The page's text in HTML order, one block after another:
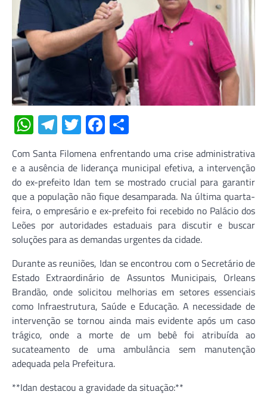
WhatsApp
Telegram
TwitterFacebook
Com Santa Filomena enfrentando uma crise administrativa
e a ausência de liderança municipal efetiva, a intervenção
do ex-prefeito Idan tem se mostrado crucial para garantir
que a população não fique desamparada. Na última quarta-
feira, o empresário e ex-prefeito foi recebido no Palácio dos
Leões por autoridades estaduais para discutir e buscar
soluções para as demandas urgentes da cidade.
Durante as reuniões, Idan se encontrou com o Secretário de
Estado Extraordinário de Assuntos Municipais, Orleans
Brandão, onde solicitou melhorias em setores essenciais
como Infraestrutura, Saúde e Educação. A necessidade de
intervenção se tornou ainda mais evidente após um caso
trágico, onde a morte de um bebê foi atribuída ao
sucateamento de uma ambulância sem manutenção
adequada pela Prefeitura.
**Idan destacou a gravidade da situação:**